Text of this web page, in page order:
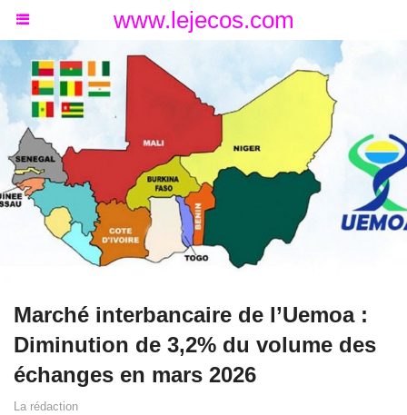
www.lejecos.com
Marché interbancaire de l’Uemoa :
Diminution de 3,2% du volume des
échanges en mars 2026
La rédaction